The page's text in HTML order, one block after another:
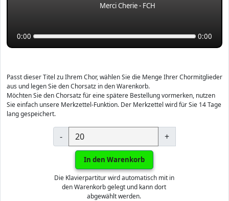
Merci Cherie - FCH
0:00 0:00
Passt dieser Titel zu Ihrem Chor, wählen Sie die Menge Ihrer Chormitglieder
aus und legen Sie den Chorsatz in den Warenkorb.
Möchten Sie den Chorsatz für eine spätere Bestellung vormerken, nutzen
Sie einfach unsere Merkzettel-Funktion. Der Merkzettel wird für Sie 14 Tage
lang gespeichert.
- +
In den Warenkorb
Die Klavierpartitur wird automatisch mit in
den Warenkorb gelegt und kann dort
abgewählt werden.